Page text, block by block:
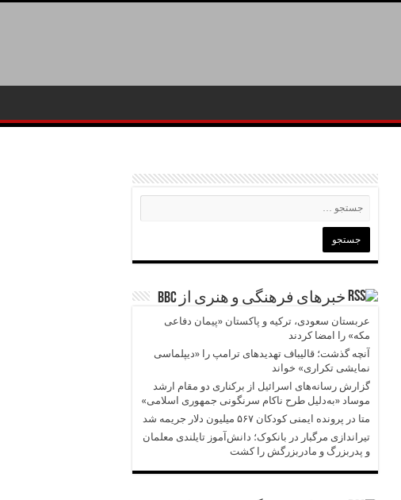
خبرهای فرهنگی و هنری از BBC
عربستان سعودی، ترکیه و پاکستان «پیمان دفاعی
مکه» را امضا کردند
آنچه گذشت؛ قالیباف تهدیدهای ترامپ را «دیپلماسی
نمایشی تکراری» خواند
گزارش‌‌ رسانه‌های اسرائیل از برکناری دو مقام ارشد
موساد «به‌دلیل طرح ناکام سرنگونی جمهوری اسلامی»
متا در پرونده ایمنی کودکان ۵۶۷ میلیون دلار جریمه شد
تیراندازی مرگبار در بانکوک؛ دانش‌آموز تایلندی معلمان
و پدربزرگ و مادربزرگش را کشت